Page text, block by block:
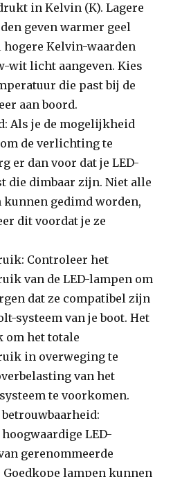
in Kelvin (K). Lagere
geven warmer geel
Kelvin-waarden
wit licht aangeven. Kies
die past bij de
aan boord.
Als je de mogelijkheid
de verlichting te
er dan voor dat je LED-
die dimbaar zijn. Niet alle
kunnen gedimd worden,
dit voordat je ze
Controleer het
van de LED-lampen om
dat ze compatibel zijn
systeem van je boot. Het
om het totale
in overweging te
van het
te voorkomen.
LED-
gerenommeerde
lampen kunnen